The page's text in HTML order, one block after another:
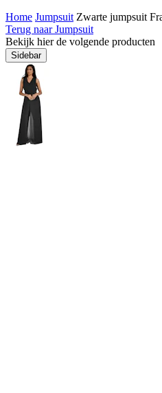
Home Jumpsuit Zwarte jumpsuit
Terug naar Jumpsuit
Bekijk hier de volgende producten
Sidebar